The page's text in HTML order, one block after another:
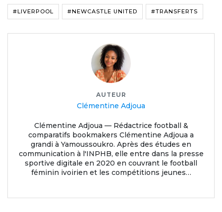
#LIVERPOOL #NEWCASTLE UNITED #TRANSFERTS
AUTEUR
Clémentine Adjoua
Clémentine Adjoua — Rédactrice football &
comparatifs bookmakers Clémentine Adjoua a
grandi à Yamoussoukro. Après des études en
communication à l'INPHB, elle entre dans la presse
sportive digitale en 2020 en couvrant le football
féminin ivoirien et les compétitions jeunes…